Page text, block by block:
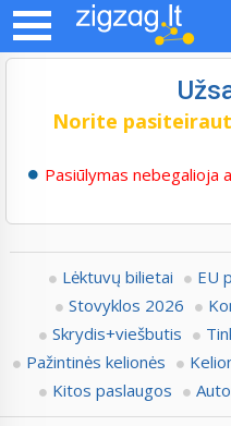
Norite
Pasiūlymas nebegalioja
Lėktuvų bilietai EU
Stovyklos 2026
Skrydis+viešbutis
Pažintinės kelionės
Kitos paslaugos